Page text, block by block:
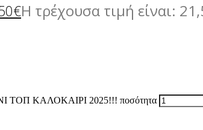
€Η τρέχουσα τιμή είναι:
ΤΟΠ ΚΑΛΟΚΑΙΡΙ 2025!!! ποσότητα